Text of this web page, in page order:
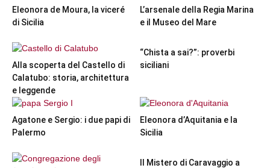
Eleonora de Moura, la viceré
di Sicilia
L’arsenale della Regia Marina
e il Museo del Mare
Alla scoperta del Castello di
Calatubo: storia, architettura
e leggende
“Chista a sai?”: proverbi
siciliani
Agatone e Sergio: i due papi di
Palermo
Eleonora d’Aquitania e la
Sicilia
Il Mistero di Caravaggio a